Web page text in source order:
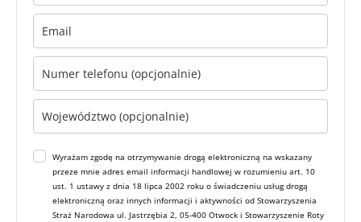
Wyrażam zgodę na otrzymywanie drogą elektroniczną na wskazany
przeze mnie adres email informacji handlowej w rozumieniu art. 10
ust. 1 ustawy z dnia 18 lipca 2002 roku o świadczeniu usług drogą
elektroniczną oraz innych informacji i aktywności od Stowarzyszenia
Straż Narodowa ul. Jastrzębia 2, 05-400 Otwock i Stowarzyszenie Roty